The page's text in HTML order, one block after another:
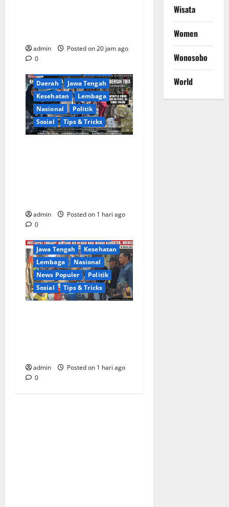
admin
Posted on 20 jam ago
0
Daerah
Jawa Tengah
Kesehatan
Lembaga
Nasional
Politik
Sosial
Tips & Tricks
admin
Posted on 1 hari ago
0Berita Terkini
Jawa Tengah
Kesehatan
Lembaga
Nasional
News Populer
Politik
Sosial
Tips & Tricks
admin
Posted on 1 hari ago
0
Wisata
Women
Wonosobo
World